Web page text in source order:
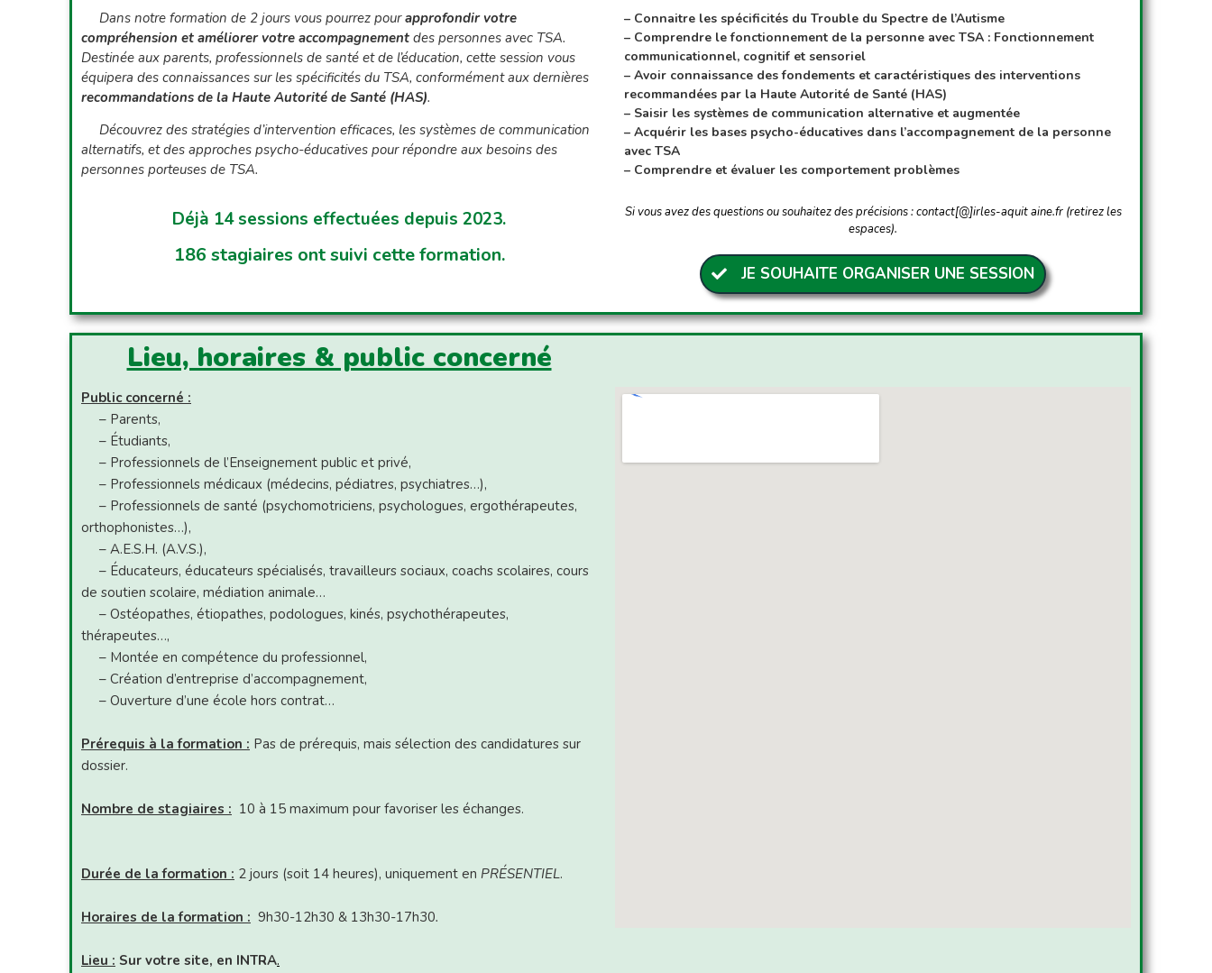
Dans notre formation de 2 jours vous pourrez pourapprofondir votre
compréhension et améliorer votre accompagnement des personnes avec TSA.
Destinée aux parents, professionnels de santé et de l’éducation, cette session vous
équipera des connaissances sur les spécificités du TSA, conformément aux dernières
recommandations de la Haute Autorité de Santé (HAS).
Découvrez des stratégies d’intervention efficaces, les systèmes de communication
alternatifs, et des approches psycho-éducatives pour répondre aux besoins des
personnes porteuses de TSA.
Déjà 14 sessions effectuées depuis 2023.
186 stagiaires ont suivi cette formation.
– Connaitre les spécificités du Trouble du Spectre de l’Autisme
– Comprendre le fonctionnement de la personne avec TSA : Fonctionnement
communicationnel, cognitif et sensoriel
– Avoir connaissance des fondements et caractéristiques des interventions
recommandées par la Haute Autorité de Santé (HAS)
– Saisir les systèmes de communication alternative et augmentée
– Acquérir les bases psycho-éducatives dans l’accompagnement de la personne
avec TSA
– Comprendre et évaluer les comportement problèmes
Si vous avez des questions ou souhaitez des précisions : contact[@]irles-aquit aine.fr (retirez les
espaces).
JE SOUHAITE ORGANISER UNE SESSION
Lieu, horaires & public concerné
Public concerné :
– Parents,
– Étudiants,
– Professionnels de l’Enseignement public et privé,
– Professionnels médicaux (médecins, pédiatres, psychiatres…),
– Professionnels de santé (psychomotriciens, psychologues, ergothérapeutes,
orthophonistes…),
– A.E.S.H. (A.V.S.),
– Éducateurs, éducateurs spécialisés, travailleurs sociaux, coachs scolaires, cours
de soutien scolaire, médiation animale…
– Ostéopathes, étiopathes, podologues, kinés, psychothérapeutes,
thérapeutes…,
– Montée en compétence du professionnel,
– Création d’entreprise d’accompagnement,
– Ouverture d’une école hors contrat…
Prérequis à la formation : Pas de prérequis, mais sélection des candidatures sur
dossier.
Nombre de stagiaires : 10 à 15 maximum pour favoriser les échanges.
Durée de la formation : 2 jours (soit 14 heures), uniquement en PRÉSENTIEL.
Horaires de la formation : 9h30-12h30 & 13h30-17h30.
Lieu : Sur votre site, en INTRA.